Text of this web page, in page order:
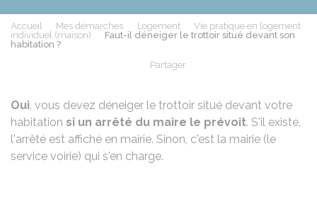
Accueil Mes démarches Logement
Vie pratique en logement
individuel (maison)
Faut-il déneiger le trottoir situé devant son
habitation ?
Partager
Oui, vous devez déneiger le trottoir situé devant votre
habitation si un arrêté du maire le prévoit. S'il existe,
l'arrêté est affiché en mairie. Sinon, c'est la mairie (le
service voirie) qui s'en charge.